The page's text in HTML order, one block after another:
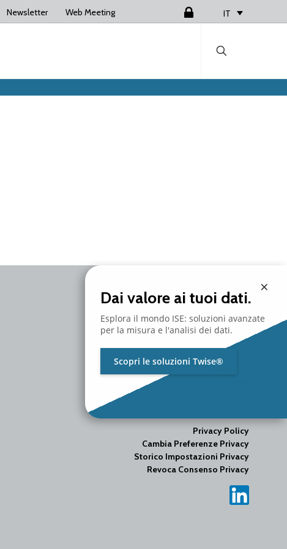
Newsletter Web Meeting IT
AZIENDA
PRODOTTI
SERVIZI
Privacy Policy
Cambia Preferenze Privacy
Storico Impostazioni Privacy
Revoca Consenso Privacy
×
Dai valore ai tuoi dati.
Esplora il mondo ISE: soluzioni avanzate
per la misura e l'analisi dei dati.
Scopri le soluzioni Twise®